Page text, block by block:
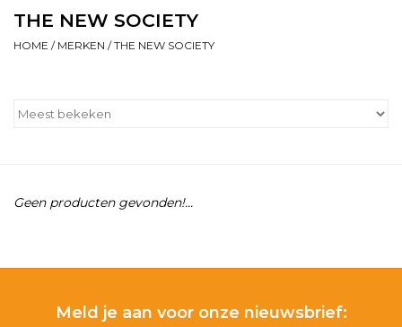
Schoenen
Contact
THE NEW SOCIETY
HOME / MERKEN /THE NEW SOCIETY
Geen producten gevonden!...
Meld je aan voor onze nieuwsbrief: